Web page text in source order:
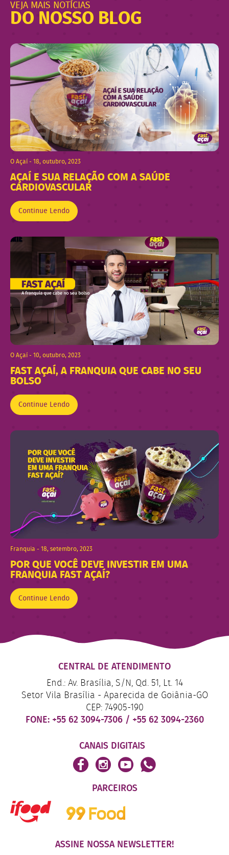
VEJA MAIS NOTÍCIAS
DO NOSSO BLOG
O Açaí - 18, outubro, 2023
AÇAÍ E SUA RELAÇÃO COM A SAÚDE
CARDIOVASCULAR
Continue Lendo
O Açaí - 10, outubro, 2023
FAST AÇAÍ, A FRANQUIA QUE CABE NO SEU
BOLSO
Continue Lendo
Franquia - 18, setembro, 2023
POR QUE VOCÊ DEVE INVESTIR EM UMA
FRANQUIA FAST AÇAÍ?
Continue Lendo
CENTRAL DE ATENDIMENTO
End.: Av. Brasília, S/N, Qd. 51, Lt. 14
Setor Vila Brasília - Aparecida de Goiânia-GO
CEP: 74905-190
FONE: +55 62 3094-7306 / +55 62 3094-2360
CANAIS DIGITAIS
PARCEIROS
ASSINE NOSSA NEWSLETTER!